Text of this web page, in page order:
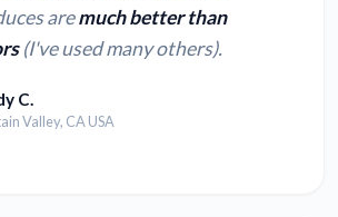
aremuch better than
(I've used many others).
C.
Valley, CA USA